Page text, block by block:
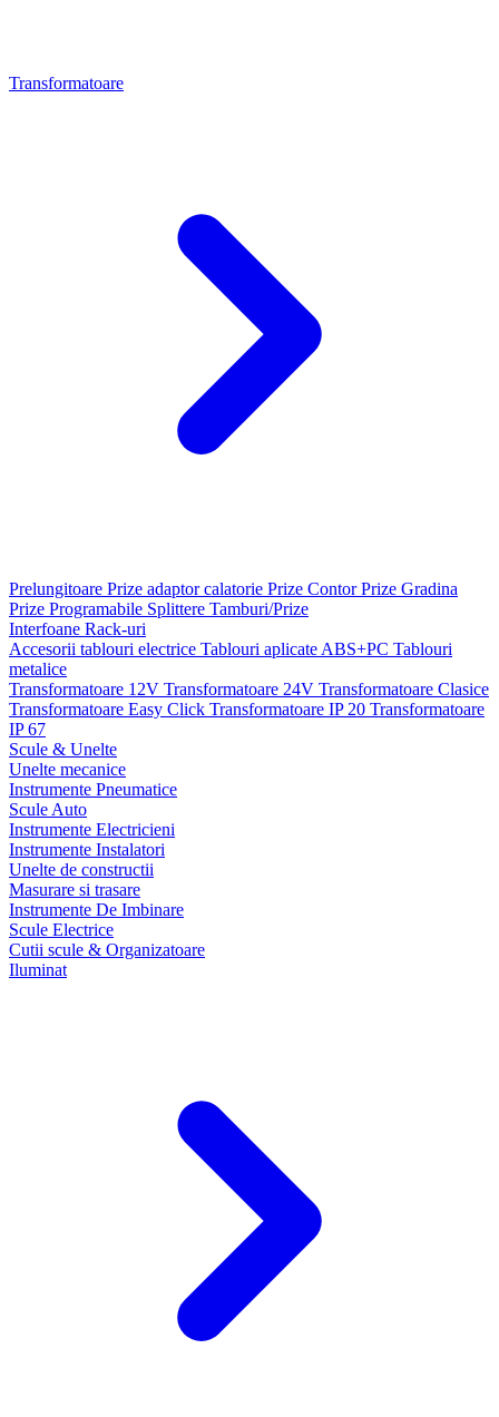
Transformatoare
Prelungitoare Prize adaptor calatorie Prize ContorPrize Gradina
Prize Programabile Splittere Tamburi/Prize
Interfoane Rack-uri
Accesorii tablouri electrice Tablouri aplicate ABS+PC Tablouri
metalice
Transformatoare 12V Transformatoare 24V Transformatoare Clasice
Transformatoare Easy Click Transformatoare IP 20 Transformatoare
IP 67
Scule & Unelte
Unelte mecanice
Instrumente Pneumatice
Scule Auto
Instrumente Electricieni
Instrumente Instalatori
Unelte de constructii
Masurare si trasare
Instrumente De Imbinare
Scule Electrice
Cutii scule & Organizatoare
Iluminat